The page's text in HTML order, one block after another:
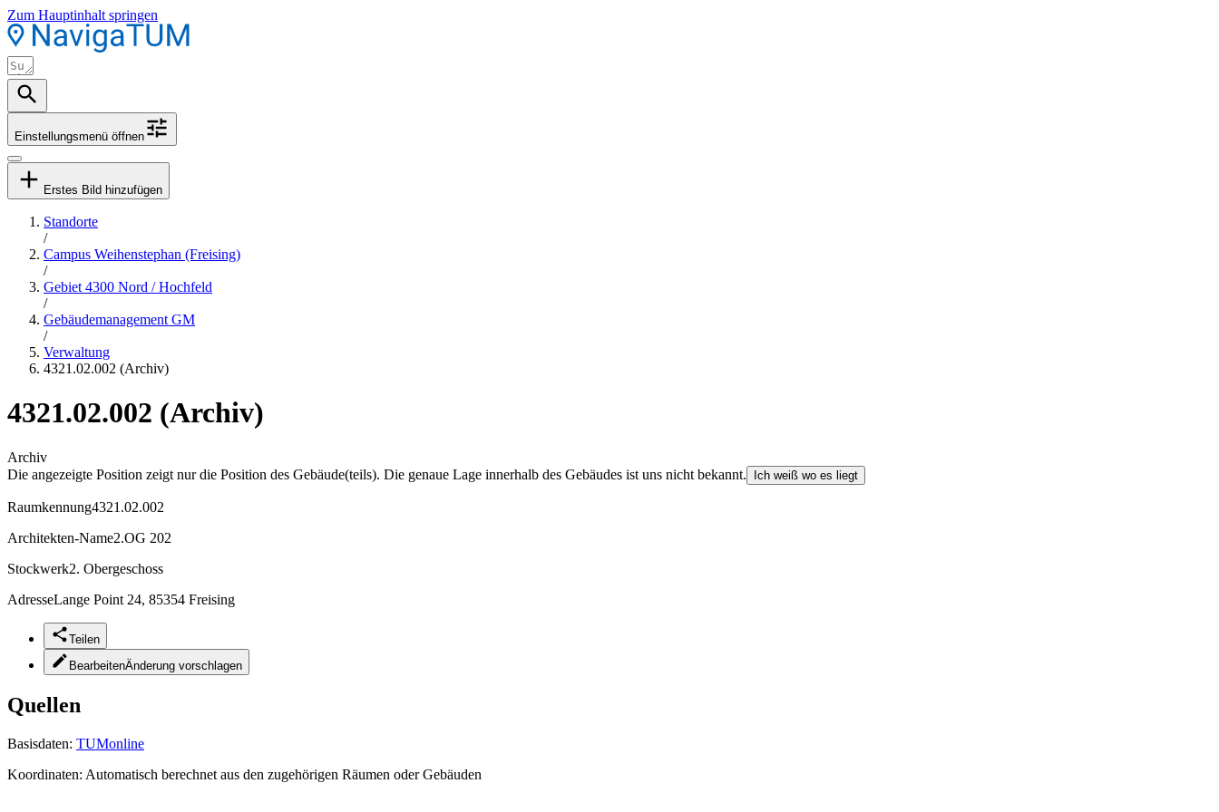
Zum Hauptinhalt springen
Einstellungsmenü öffnen
Erstes Bild hinzufügen
Standorte
/
Campus Weihenstephan (Freising)
/
Gebiet 4300 Nord / Hochfeld
/
Gebäudemanagement GM
/
Verwaltung
4321.02.002 (Archiv)
4321.02.002 (Archiv)
Archiv
Die angezeigte Position zeigt nur die Position des Gebäude(teils). Die genaue Lage innerhalb des Gebäudes ist uns nicht bekannt.
Ich weiß wo es liegt
Raumkennung4321.02.002
Architekten-Name2.OG 202
Stockwerk2. Obergeschoss
AdresseLange Point 24, 85354 Freising
Teilen
BearbeitenÄnderung vorschlagen
Quellen
Basisdaten: TUMonline
Koordinaten: Automatisch berechnet aus den zugehörigen Räumen oder Gebäuden